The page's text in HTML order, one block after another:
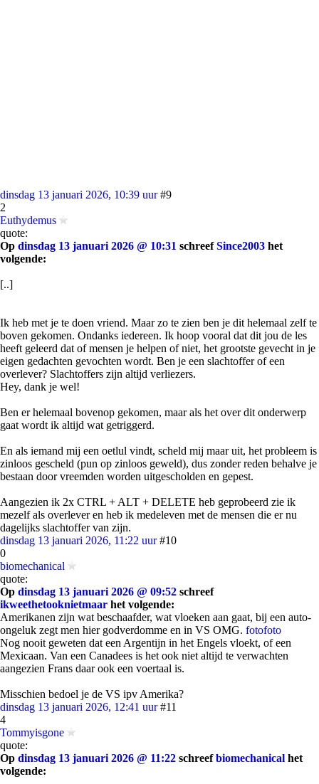
dinsdag 13 januari 2026, 10:39 uur #9
2
Euthydemus
quote:
Op dinsdag 13 januari 2026 @ 10:31 schreefSince2003 het
volgende:
[..]
Ik heb met je te doen vriend. Maar zo te zien ben je dit helemaal zelf te
boven gekomen. Ondanks iedereen. Ik hoop vooral dat dit jou de les
heeft geleerd dat of mensen je helpen of niet, het grootste gevecht in je
eigen gedachten gevochten wordt. Ben je een slachtoffer of een
overlever? Slachtoffers zijn altijd verliezers.
Hey, dank je wel!
Ben er helemaal bovenop gekomen, maar als het over dit onderwerp
gaat wordt ik altijd wat getriggerd.
En als iemand mij een oetlul vindt, scheld mij maar uit, het probleem is
zinloos gescheld (pun op zinloos geweld), dus zonder reden behalve je
bestaan door vreemden worden uitgescholden en gepest.
Aangezien ik 2x CTRL + ALT + DELETE heb geprobeerd zie ik
mezelf als overlever en heb ik medeleven met de mensen die er nu
dagelijks slachtoffer van zijn.
dinsdag 13 januari 2026, 11:22 uur #10
0
biomechanical
quote:
Op dinsdag 13 januari 2026 @ 09:52 schreef
ikweethetooknietmaar het volgende:
Amerikanen zijn wat beschaafder, wat vloeken aan gaat, bij een auto-
ongeluk zegt men hier godverdomme en in VS OMG. fotofoto
Nog nooit geweten dat een Argentijn in het Engels vloekt, of een
Mexicaan. Van een Canadees is het ook niet altijd te verwachten
aangezien Frans daar ook een voertaal is.
Misschien bedoel je de VS ipv Amerika?
dinsdag 13 januari 2026, 12:41 uur #11
4
Tommyisgone
quote:
Op dinsdag 13 januari 2026 @ 11:22 schreefbiomechanical het
volgende: